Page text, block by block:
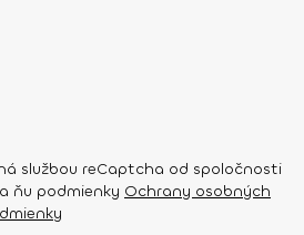
službou reCaptcha od spoločnosti
ňu podmienky Ochrany osobných